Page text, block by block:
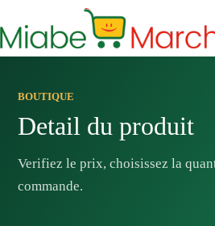
contenu
BOUTIQUE
Detail du produit
Verifiez le prix, choisissez la
commande.